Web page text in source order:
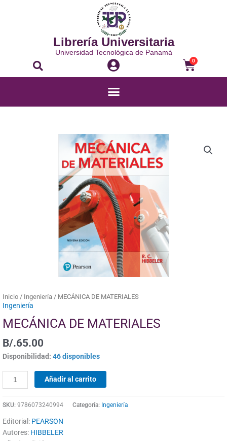
Librería Universitaria
Universidad Tecnológica de Panamá
Buscar 0
Carrito
Menú
Inicio / Ingeniería / MECÁNICA DE MATERIALES
Ingeniería
MECÁNICA DE MATERIALES
B/.65.00
Disponibilidad: 46 disponibles
Añadir al carrito
SKU: 9786073240994 Categoría: Ingeniería
Editorial: PEARSON
Autores: HIBBELER